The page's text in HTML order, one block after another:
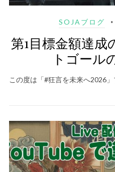
SOJAブログ
第1目標金額達成
トゴール
この度は「#狂言を未来へ2026